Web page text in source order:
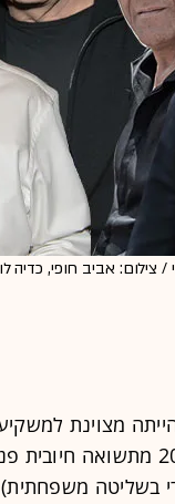
צילום: אביב חופי, כדיה
מצוינת
בשליטה